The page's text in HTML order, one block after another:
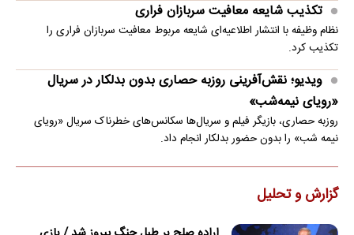
تکذیب شایعه معافیت سربازان فراری
نظام وظیفه با انتشار اطلاعیه‌ای شایعه مربوط معافیت سربازان فراری را
تکذیب کرد.
ویدیو؛ نقش‌آفرینی روزبه حصاری بدون بدلکار در سریال
«رویای نیمه‌شب»
روزبه حصاری، بازیگر فیلم و سریال‌ها سکانس‌های خطرناک سریال «رویای
نیمه شب» را بدون حضور بدلکار انجام داد.
گزارش و تحلیل